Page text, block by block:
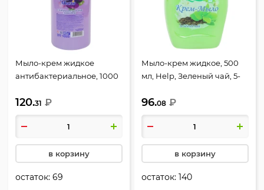
Мыло-крем жидкое
антибактериальное, 1000
120.31 ₽
в корзину
остаток:69
Мыло-крем жидкое, 500
мл, Help, Зеленый чай, 5-
96.08 ₽
в корзину
остаток:140